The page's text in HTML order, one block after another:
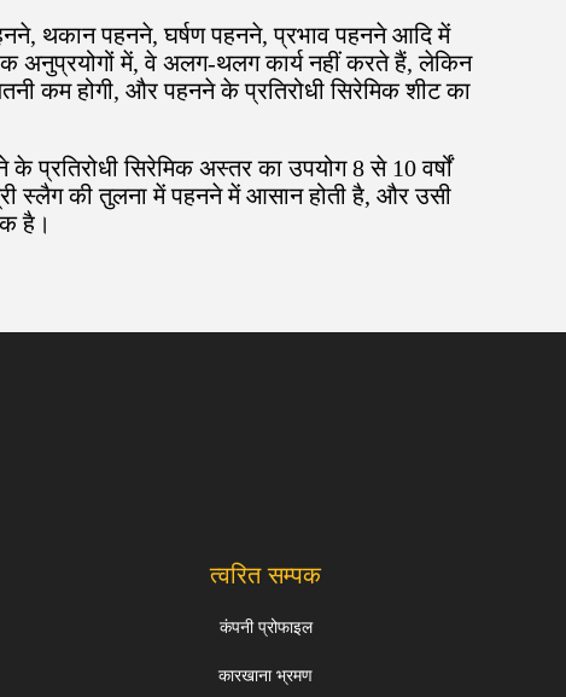
थकान पहनने, घर्षण पहनने, प्रभाव पहनने आदि में
अनुप्रयोगों में, वे अलग-थलग कार्य नहीं करते हैं, लेकिन
कम होगी, और पहनने के प्रतिरोधी सिरेमिक शीट का
प्रतिरोधी सिरेमिक अस्तर का उपयोग 8 से 10 वर्षों
स्लैग की तुलना में पहनने में आसान होती है, और उसी
है।
त्वरित सम्पक
कंपनी प्रोफाइल
कारखाना भ्रमण
Good day, what product are you looking